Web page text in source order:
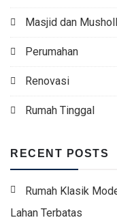
Masjid dan
Perumahan
Renovasi
Rumah Tinggal
RECENT POSTS
Rumah Klasik
Lahan Terbatas